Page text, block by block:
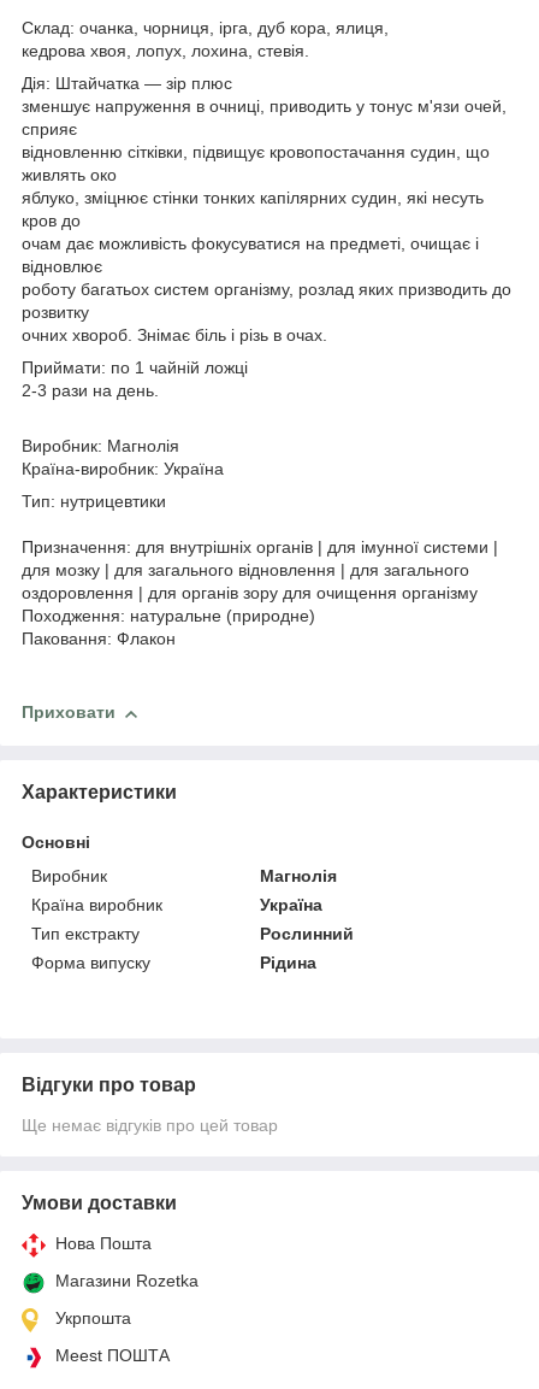
Склад: очанка, чорниця, ірга, дуб кора, ялиця,
кедрова хвоя, лопух, лохина, стевія.
Дія: Штайчатка — зір плюс
зменшує напруження в очниці, приводить у тонус м'язи очей,
сприяє
відновленню сітківки, підвищує кровопостачання судин, що
живлять око
яблуко, зміцнює стінки тонких капілярних судин, які несуть
кров до
очам дає можливість фокусуватися на предметі, очищає і
відновлює
роботу багатьох систем організму, розлад яких призводить до
розвитку
очних хвороб. Знімає біль і різь в очах.
Приймати: по 1 чайній ложці
2-3 рази на день.
Виробник: Магнолія
Країна-виробник: Україна
Тип: нутрицевтики
Призначення: для внутрішніх органів | для імунної системи |
для мозку | для загального відновлення | для загального
оздоровлення | для органів зору для очищення організму
Походження: натуральне (природне)
Паковання: Флакон
Приховати
Характеристики
Основні
Виробник
Магнолія
Країна виробник
Україна
Тип екстракту
Рослинний
Форма випуску
Рідина
Відгуки про товар
Ще немає відгуків про цей товар
Умови доставки
Нова Пошта
Магазини Rozetka
Укрпошта
Meest ПОШТА